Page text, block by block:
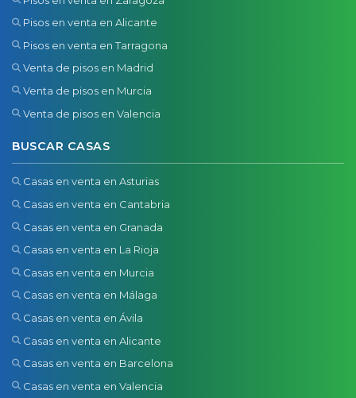
Pisos en venta en Alicante
Pisos en venta en Tarragona
Venta de pisos en Madrid
Venta de pisos en Murcia
Venta de pisos en Valencia
BUSCAR CASAS
Casas en venta en Asturias
Casas en venta en Cantabria
Casas en venta en Granada
Casas en venta en La Rioja
Casas en venta en Murcia
Casas en venta en Málaga
Casas en venta en Ávila
Casas en venta en Alicante
Casas en venta en Barcelona
Casas en venta en Valencia